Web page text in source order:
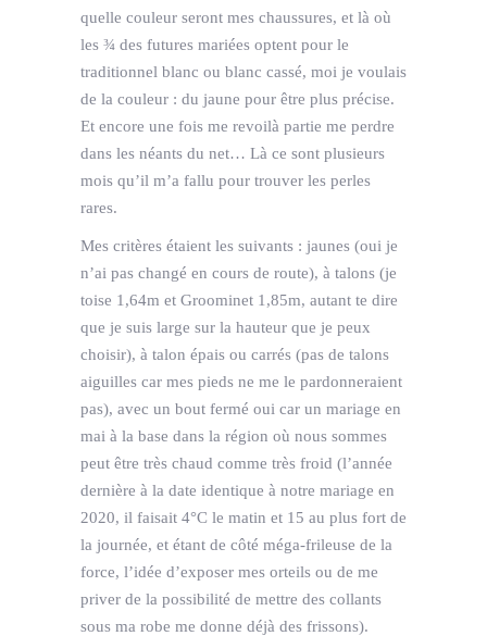
quelle couleur seront mes chaussures, et là où
les ¾ des futures mariées optent pour le
traditionnel blanc ou blanc cassé, moi je voulais
de la couleur : du jaune pour être plus précise.
Et encore une fois me revoilà partie me perdre
dans les néants du net… Là ce sont plusieurs
mois qu’il m’a fallu pour trouver les perles
rares.
Mes critères étaient les suivants : jaunes (oui je
n’ai pas changé en cours de route), à talons (je
toise 1,64m et Groominet 1,85m, autant te dire
que je suis large sur la hauteur que je peux
choisir), à talon épais ou carrés (pas de talons
aiguilles car mes pieds ne me le pardonneraient
pas), avec un bout fermé oui car un mariage en
mai à la base dans la région où nous sommes
peut être très chaud comme très froid (l’année
dernière à la date identique à notre mariage en
2020, il faisait 4°C le matin et 15 au plus fort de
la journée, et étant de côté méga-frileuse de la
force, l’idée d’exposer mes orteils ou de me
priver de la possibilité de mettre des collants
sous ma robe me donne déjà des frissons).